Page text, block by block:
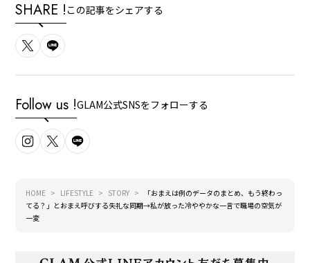
SHARE ! この記事をシェアする
Follow us !GLAM公式SNSをフォローする
HOME LIFESTYLE STORY
「おまえは例のデータのまとめ、もう終わっ
てる？」とおまえ呼びする失礼な同期→私が放った冷ややかな一言で職場の空気が
一変